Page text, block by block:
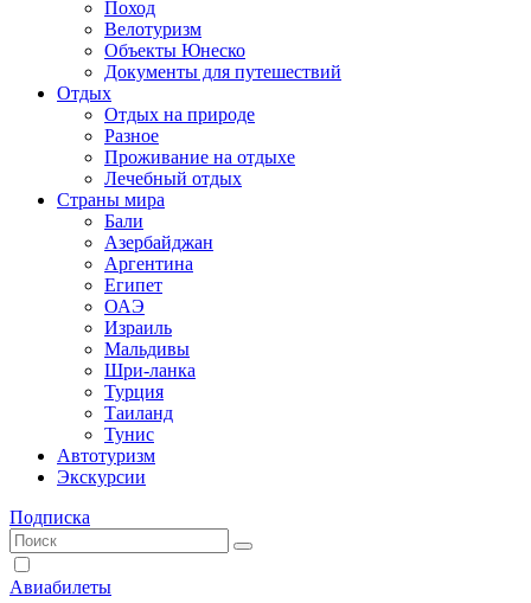
Поход
Велотуризм
Объекты Юнеско
Документы для путешествий
Отдых
Отдых на природе
Разное
Проживание на отдыхе
Лечебный отдых
Страны мира
Бали
Азербайджан
Аргентина
Египет
ОАЭ
Израиль
Мальдивы
Шри-ланка
Турция
Таиланд
Тунис
Автотуризм
Экскурсии
Подписка
Авиабилеты